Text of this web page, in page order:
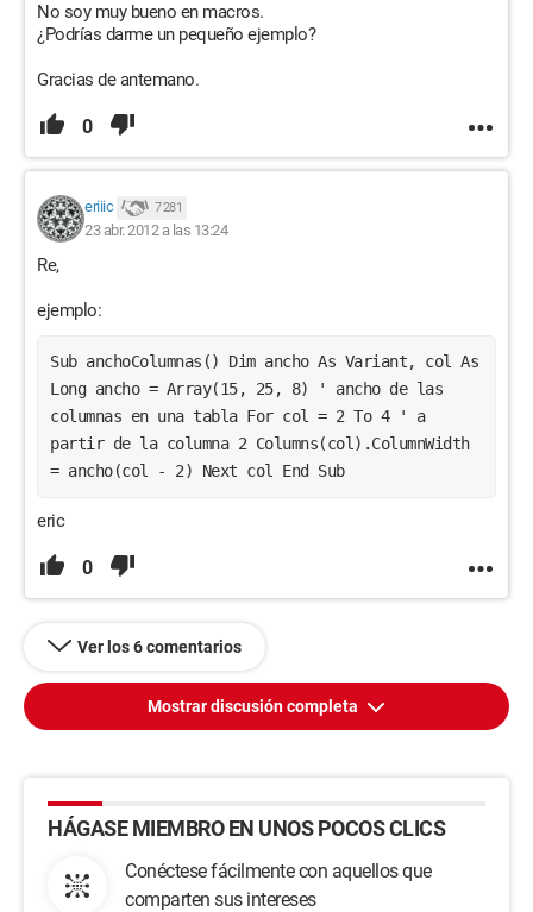
No soy muy bueno en macros.
¿Podrías darme un pequeño ejemplo?
Gracias de antemano.
0
eriiic 7 281
23 abr. 2012 a las 13:24
Re,
ejemplo:
Sub anchoColumnas() Dim ancho As Variant, col As
Long ancho = Array(15, 25, 8) ' ancho de las
columnas en una tabla For col = 2 To 4 ' a
partir de la columna 2 Columns(col).ColumnWidth
= ancho(col - 2) Next col End Sub
eric
0
Ver los 6 comentarios
Mostrar discusión completa
HÁGASE MIEMBRO EN UNOS POCOS CLICS
Conéctese fácilmente con aquellos que
comparten sus intereses